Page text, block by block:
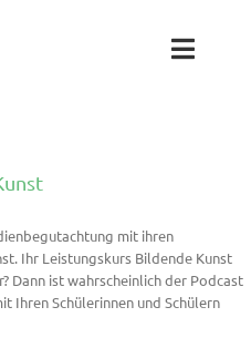
Toggle
Projekte
mit ihren
Ihr Leistungskurs Bildende Kunst
Dann ist wahrscheinlich der Podcast
Ihren Schülerinnen und Schülern